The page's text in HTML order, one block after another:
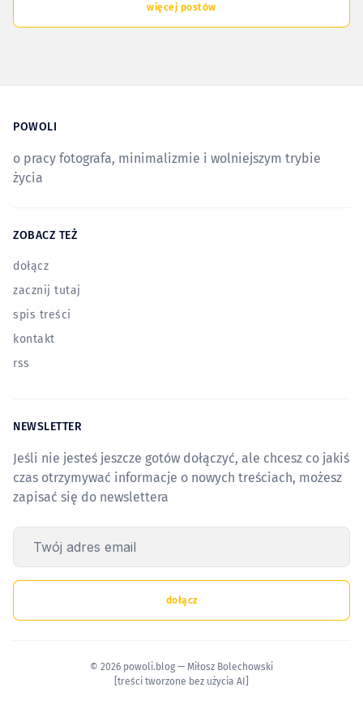
więcej postów
POWOLI
o pracy fotografa, minimalizmie i wolniejszym trybie
życia
ZOBACZ TEŻ
dołącz
zacznij tutaj
spis treści
kontakt
rss
NEWSLETTER
Jeśli nie jesteś jeszcze gotów dołączyć, ale chcesz co jakiś
czas otrzymywać informacje o nowych treściach, możesz
zapisać się do newslettera
Twój adres email
dołącz
© 2026 powoli.blog — Miłosz Bolechowski